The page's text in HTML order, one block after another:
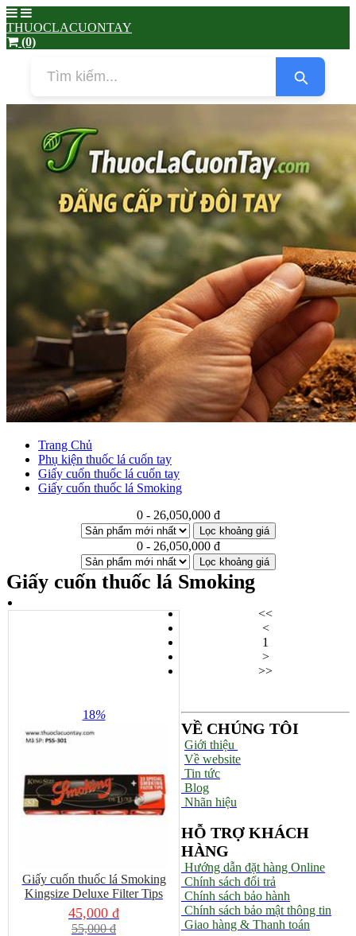
THUOCLACUONTAY
(0)
Trang Chủ
Phụ kiện thuốc lá cuốn tay
Giấy cuốn thuốc lá cuốn tay
Giấy cuốn thuốc lá Smoking
0 - 26,050,000 đ
Lọc khoảng giá
0 - 26,050,000 đ
Lọc khoảng giá
Giấy cuốn thuốc lá Smoking
18%
Giấy cuốn thuốc lá Smoking
Kingsize Deluxe Filter Tips
45,000 đ
55,000 đ
<<
<
1
>
>>
VỀ CHÚNG TÔI
Giới thiệu
Về website
Tin tức
Blog
Nhãn hiệu
HỖ TRỢ KHÁCH
HÀNG
Hướng dẫn đặt hàng Online
Chính sách đổi trả
Chính sách bảo hành
Chính sách bảo mật thông tin
Giao hàng & Thanh toán